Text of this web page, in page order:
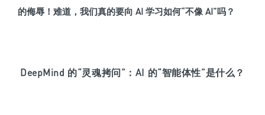
的侮辱！难道，我们真的要向 AI 学习如何“不像 AI”吗？
DeepMind 的“灵魂拷问”：AI 的“智能体性”是什么？